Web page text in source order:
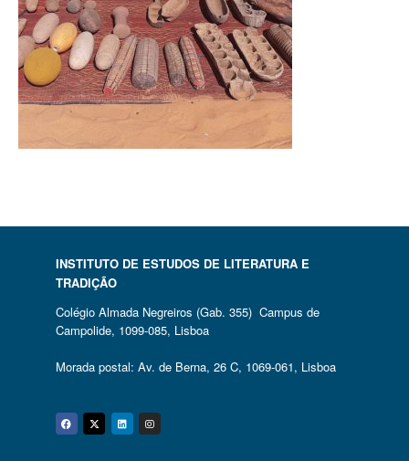
INSTITUTO DE ESTUDOS DE LITERATURA E
TRADIÇÃO
Colégio Almada Negreiros (Gab. 355) Campus de
Campolide, 1099-085, Lisboa
Morada postal: Av. de Berna, 26 C, 1069-061, Lisboa
Facebook
Twitter
Linkedin
Instagram